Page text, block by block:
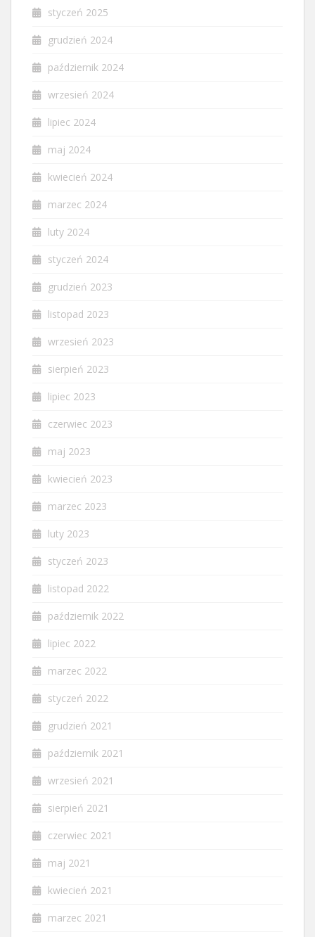
styczeń 2025
grudzień 2024
październik 2024
wrzesień 2024
lipiec 2024
maj 2024
kwiecień 2024
marzec 2024
luty 2024
styczeń 2024
grudzień 2023
listopad 2023
wrzesień 2023
sierpień 2023
lipiec 2023
czerwiec 2023
maj 2023
kwiecień 2023
marzec 2023
luty 2023
styczeń 2023
listopad 2022
październik 2022
lipiec 2022
marzec 2022
styczeń 2022
grudzień 2021
październik 2021
wrzesień 2021
sierpień 2021
czerwiec 2021
maj 2021
kwiecień 2021
marzec 2021